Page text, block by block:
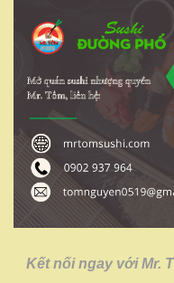
Kết nối ngay với Mr.